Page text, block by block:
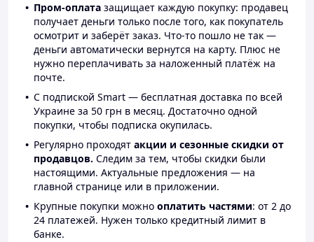
Пром-оплата защищает каждую покупку: продавец
получает деньги только после того, как покупатель
осмотрит и заберёт заказ. Что-то пошло не так —
деньги автоматически вернутся на карту. Плюс не
нужно переплачивать за наложенный платёж на
почте.
С подпиской Smart — бесплатная доставка по всей
Украине за 50 грн в месяц. Достаточно одной
покупки, чтобы подписка окупилась.
Регулярно проходят акции и сезонные скидки от
продавцов. Следим за тем, чтобы скидки были
настоящими. Актуальные предложения — на
главной странице или в приложении.
Крупные покупки можно оплатить частями: от 2 до
24 платежей. Нужен только кредитный лимит в
банке.